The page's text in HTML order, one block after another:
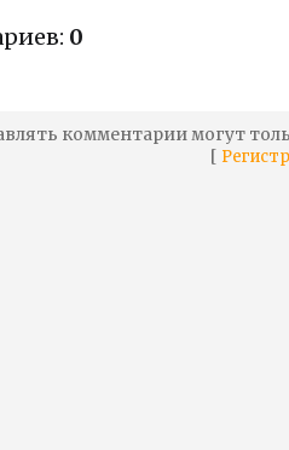
: 0
комментарии могут
[